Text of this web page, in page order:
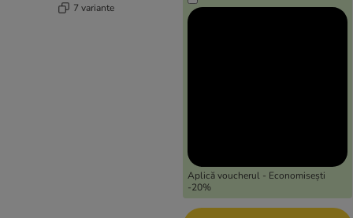
7 variante
Aplică voucherul - Economisești
-20%